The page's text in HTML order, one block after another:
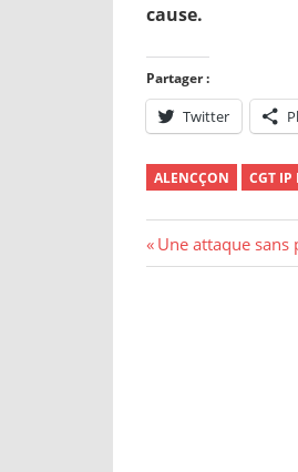
cause.
Partager :
Twitter
ALENCÇON CGT IP
Previous
Post:
Une attaque sans